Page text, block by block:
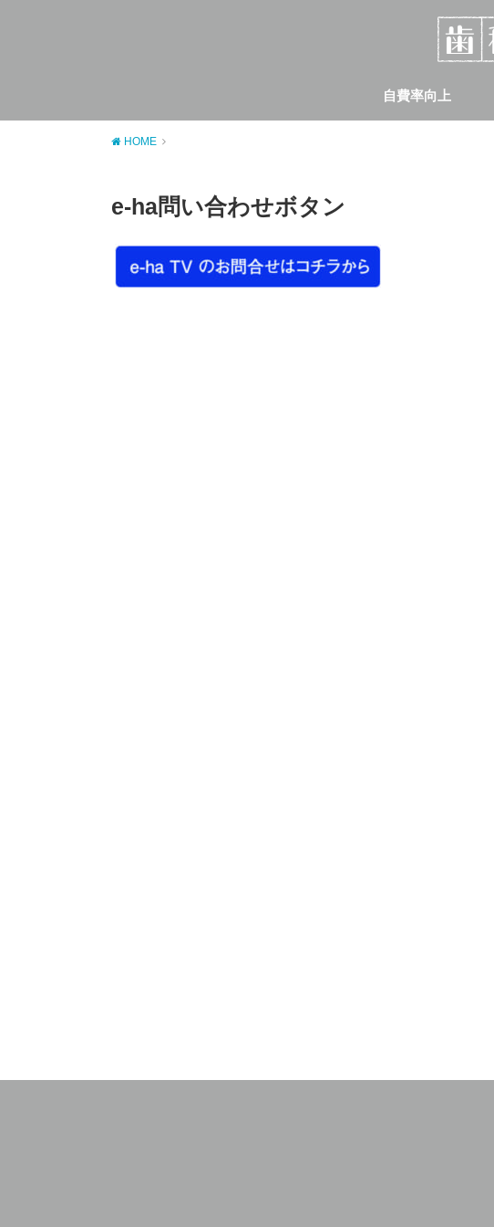
自費率向上
HOME
e-ha問い合わせボタン